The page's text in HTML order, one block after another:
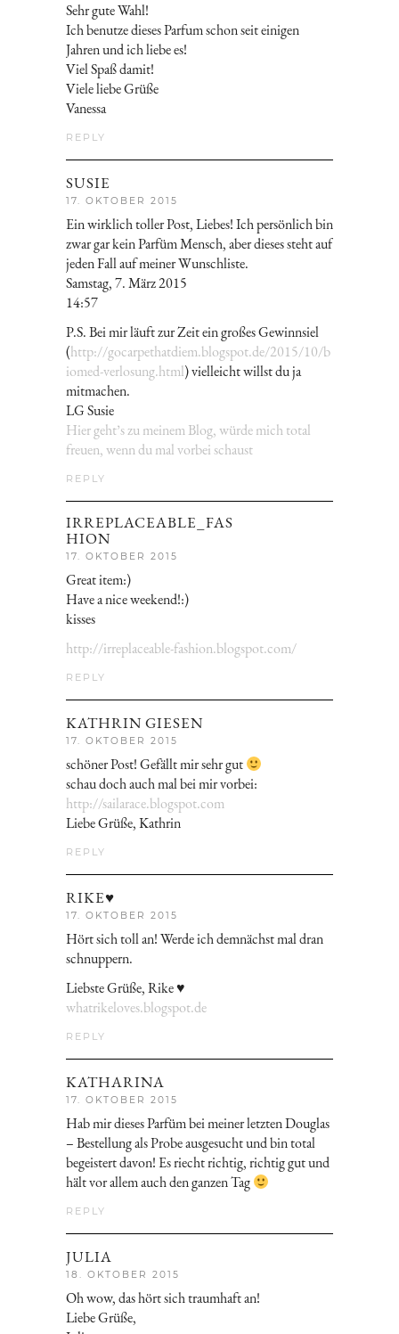
Sehr gute Wahl!
Ich benutze dieses Parfum schon seit einigen
Jahren und ich liebe es!
Viel Spaß damit!
Viele liebe Grüße
Vanessa
REPLY
SUSIE
17. OKTOBER 2015
Ein wirklich toller Post, Liebes! Ich persönlich bin
zwar gar kein Parfüm Mensch, aber dieses steht auf
jeden Fall auf meiner Wunschliste.
Samstag, 7. März 2015
14:57
P.S. Bei mir läuft zur Zeit ein großes Gewinnsiel
(http://gocarpethatdiem.blogspot.de/2015/10/b
iomed-verlosung.html) vielleicht willst du ja
mitmachen.
LG Susie
Hier geht’s zu meinem Blog, würde mich total
freuen, wenn du mal vorbei schaust
REPLY
IRREPLACEABLE_FAS
HION
17. OKTOBER 2015
Great item:)
Have a nice weekend!:)
kisses
http://irreplaceable-fashion.blogspot.com/
REPLY
KATHRIN GIESEN
17. OKTOBER 2015
schöner Post! Gefällt mir sehr gut
schau doch auch mal bei mir vorbei:
http://sailarace.blogspot.com
Liebe Grüße, Kathrin
REPLY
RIKE♥
17. OKTOBER 2015
Hört sich toll an! Werde ich demnächst mal dran
schnuppern.
Liebste Grüße, Rike ♥
whatrikeloves.blogspot.de
REPLY
KATHARINA
17. OKTOBER 2015
Hab mir dieses Parfüm bei meiner letzten Douglas
– Bestellung als Probe ausgesucht und bin total
begeistert davon! Es riecht richtig, richtig gut und
hält vor allem auch den ganzen Tag
REPLY
JULIA
18. OKTOBER 2015
Oh wow, das hört sich traumhaft an!
Liebe Grüße,